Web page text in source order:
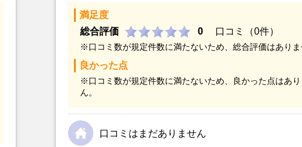
満足度
総合評価
0 口コミ（0件）
※口コミ数が規定件数に満たないため、総合評価はありま
良かった点
※口コミ数が規定件数に満たないため、良かった点はあ
ん。
口コミはまだありません